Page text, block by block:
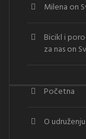
Milena on
Bicikl i
za nason
Početna
O udruženju